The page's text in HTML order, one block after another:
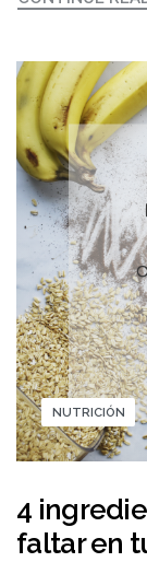
NUTRICIÓN
4
faltar en